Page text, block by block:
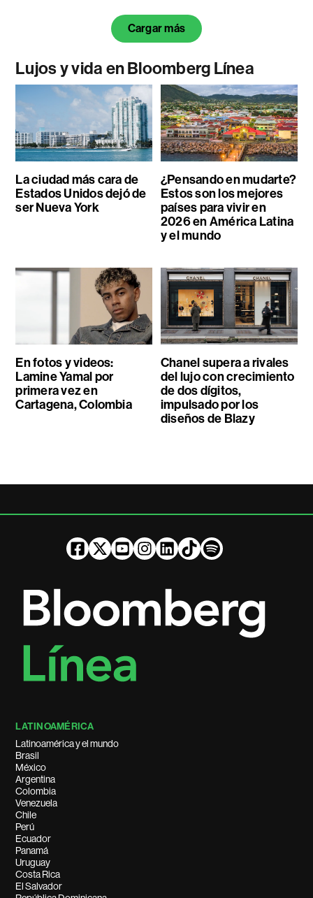
Cargar más
Lujos y vida en Bloomberg Línea
La ciudad más cara de
Estados Unidos dejó de
ser Nueva York
¿Pensando en mudarte?
Estos son los mejores
países para vivir en
2026 en América Latina
y el mundo
En fotos y videos:
Lamine Yamal por
primera vez en
Cartagena, Colombia
Chanel supera a rivales
del lujo con crecimiento
de dos dígitos,
impulsado por los
diseños de Blazy
LATINOAMÉRICA
Latinoamérica y el mundo
Brasil
México
Argentina
Colombia
Venezuela
Chile
Perú
Ecuador
Panamá
Uruguay
Costa Rica
El Salvador